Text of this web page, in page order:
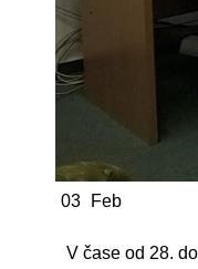
03 Feb
V čase od 28.